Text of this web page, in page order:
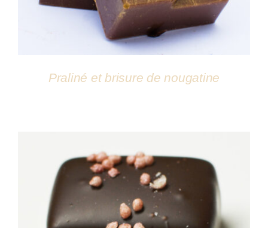
Praliné et brisure de nougatine
DÉTAILS